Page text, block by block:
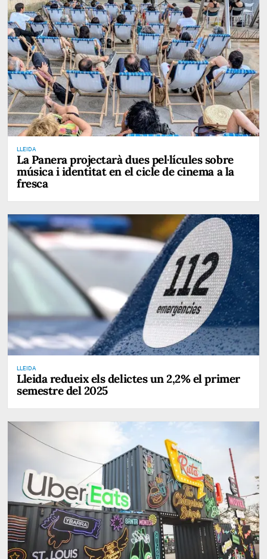
LLEIDA
La Panera projectarà dues pel·lícules sobre
música i identitat en el cicle de cinema a la
fresca
LLEIDA
Lleida redueix els delictes un 2,2% el primer
semestre del 2025